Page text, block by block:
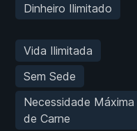
Dinheiro Ilimitado
Vida Ilimitada
Sem Sede
Necessidade Máxima
de Carne